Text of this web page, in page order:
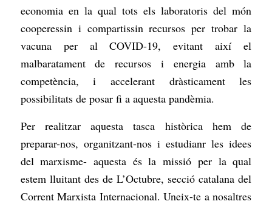
economia en la qual tots els laboratoris del món
cooperessin i compartissin recursos per trobar la
vacuna per al COVID-19, evitant així el
malbaratament de recursos i energia amb la
competència, i accelerant dràsticament les
possibilitats de posar fi a aquesta pandèmia.
Per realitzar aquesta tasca històrica hem de
preparar-nos, organitzant-nos i estudianr les idees
del marxisme- aquesta és la missió per la qual
estem lluitant des de L’Octubre, secció catalana del
Corrent Marxista Internacional. Uneix-te a nosaltres